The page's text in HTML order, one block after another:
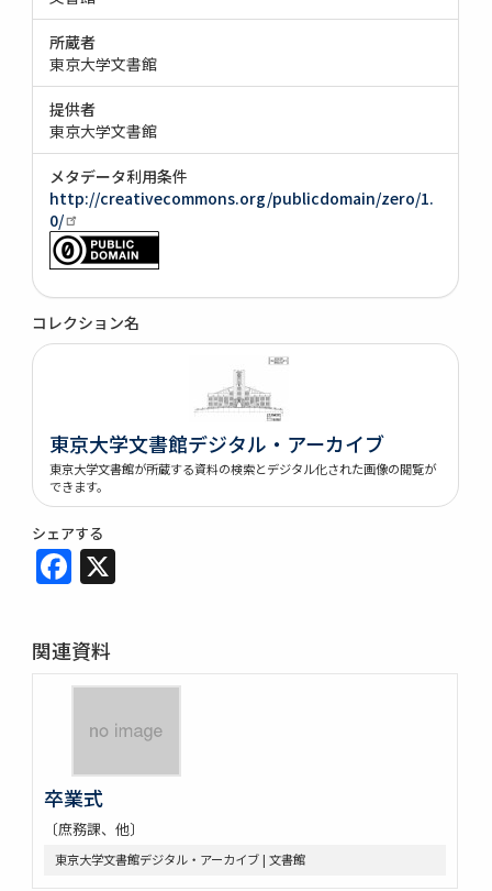
所蔵者
東京大学文書館
提供者
東京大学文書館
メタデータ利用条件
http://creativecommons.org/publicdomain/zero/1.
0/
コレクション名
東京大学文書館デジタル・アーカイブ
東京大学文書館が所蔵する資料の検索とデジタル化された画像の閲覧が
できます。
シェアする
Facebook
関連資料
卒業式
〔庶務課、他〕
東京大学文書館デジタル・アーカイブ | 文書館